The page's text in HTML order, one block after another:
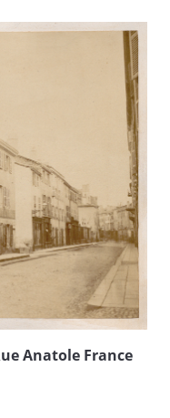
Anatole France